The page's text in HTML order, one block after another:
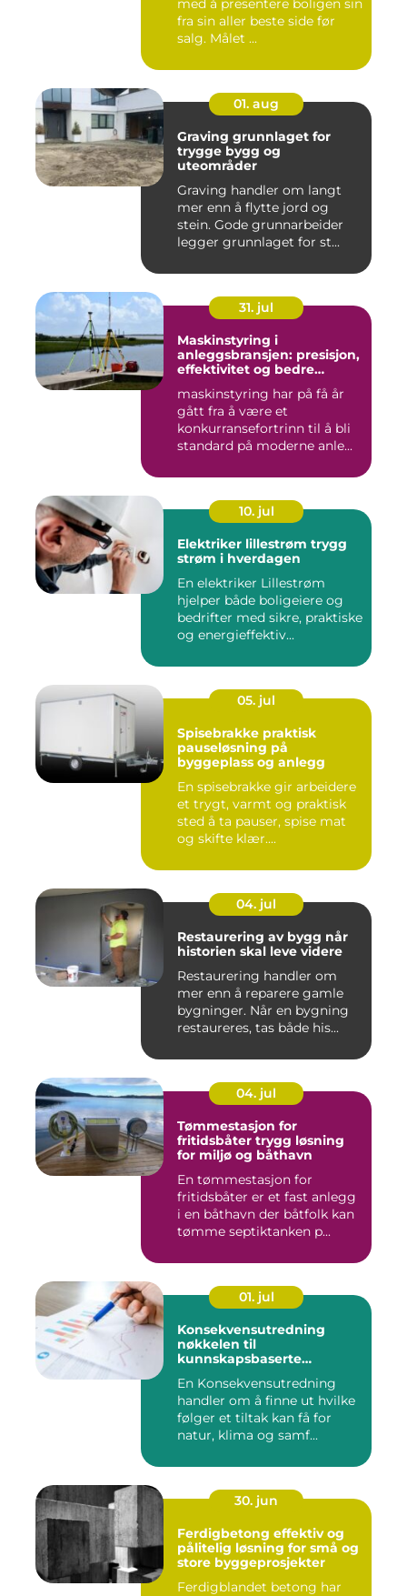
med å presentere boligen sin
fra sin aller beste side før
salg. Målet ...
01. aug
Graving grunnlaget for
trygge bygg og
uteområder
Graving handler om langt
mer enn å flytte jord og
stein. Gode grunnarbeider
legger grunnlaget for st...
31. jul
Maskinstyring i
anleggsbransjen: presisjon,
effektivitet og bedre
maskinstyring har på få år
gått fra å være et
konkurransefortrinn til å bli
standard på moderne anle...
10. jul
Elektriker lillestrøm trygg
strøm i hverdagen
En elektriker Lillestrøm
hjelper både boligeiere og
bedrifter med sikre, praktiske
og energieffektiv...
05. jul
Spisebrakke praktisk
pauseløsning på
byggeplass og anlegg
En spisebrakke gir arbeidere
et trygt, varmt og praktisk
sted å ta pauser, spise mat
og skifte klær....
04. jul
Restaurering av bygg når
historien skal leve videre
Restaurering handler om
mer enn å reparere gamle
bygninger. Når en bygning
restaureres, tas både his...
04. jul
Tømmestasjon for
fritidsbåter trygg løsning
for miljø og båthavn
En tømmestasjon for
fritidsbåter er et fast anlegg
i en båthavn der båtfolk kan
tømme septiktanken p...
01. jul
Konsekvensutredning
nøkkelen til
kunnskapsbaserte
En Konsekvensutredning
handler om å finne ut hvilke
følger et tiltak kan få for
natur, klima og samf...
30. jun
Ferdigbetong effektiv og
pålitelig løsning for små og
store byggeprosjekter
Ferdigblandet betong har